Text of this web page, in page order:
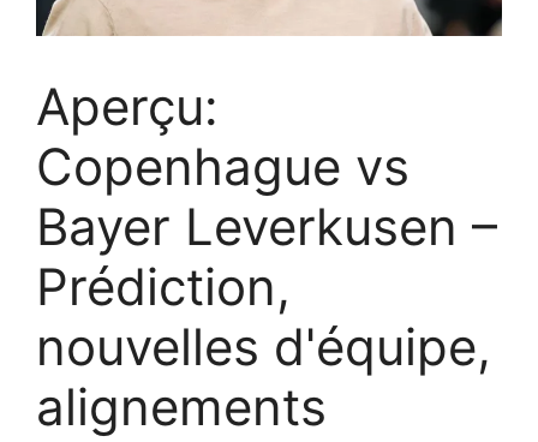
Aperçu:
Copenhague vs
Bayer Leverkusen –
Prédiction,
nouvelles d'équipe,
alignements